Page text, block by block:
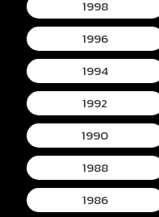
1998
1996
1994
1992
1990
1988
1986